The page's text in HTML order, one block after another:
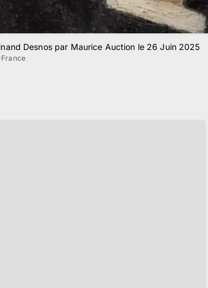
Desnos par Maurice Auction le 26 Juin 2025